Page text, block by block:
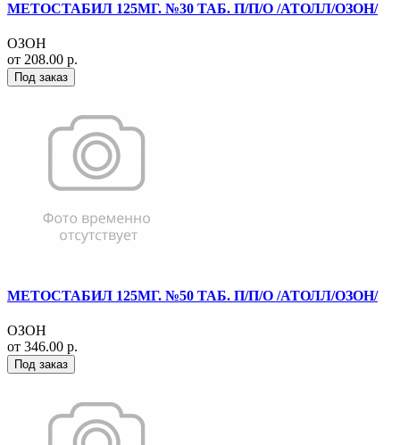
МЕТОСТАБИЛ 125МГ. №30 ТАБ. П/П/О /АТОЛЛ/ОЗОН/
ОЗОН
от 208.00 р.
Под заказ
МЕТОСТАБИЛ 125МГ. №50 ТАБ. П/П/О /АТОЛЛ/ОЗОН/
ОЗОН
от 346.00 р.
Под заказ